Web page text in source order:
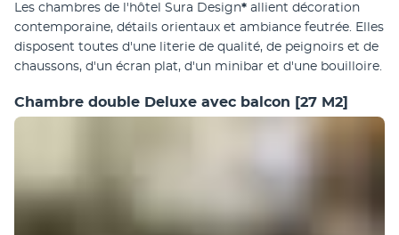
Les chambres de l'hôtel Sura Design* allient décoration
contemporaine, détails orientaux et ambiance feutrée. Elles
disposent toutes d'une literie de qualité, de peignoirs et de
chaussons, d'un écran plat, d'un minibar et d'une bouilloire.
Chambre double Deluxe avec balcon [27 M2]